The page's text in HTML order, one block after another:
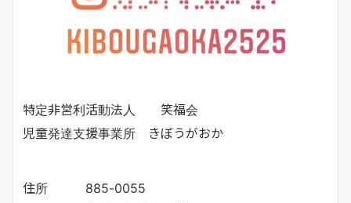
特定非営利活動法人 笑福会
児童発達支援事業所 きぼうがおか
住所 885-0055